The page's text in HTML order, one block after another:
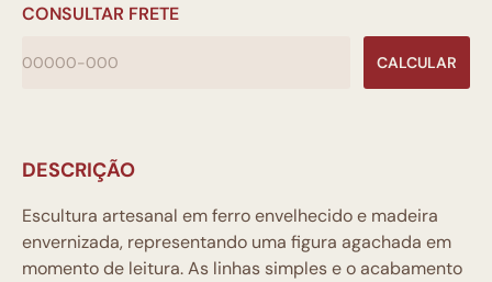
CONSULTAR FRETE
CALCULAR
DESCRIÇÃO
Escultura artesanal em ferro envelhecido e madeira
envernizada, representando uma figura agachada em
momento de leitura. As linhas simples e o acabamento